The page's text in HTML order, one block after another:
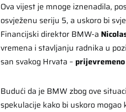
Ova vijest je mnoge iznenadila,
osvježenu seriju 5, a uskoro bi
Financijski direktor BMW-a
vremena i stavljanju radnika u
san svakog Hrvata –
Budući da je BMW zbog ove
spekulacije kako bi uskoro mogao